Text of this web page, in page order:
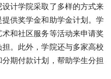
计学院采取了多样的方式来
供奖学金和助学金计划。学
和社区服务等活动来申请奖
。此外，学院还与多家高校
期付款计划，帮助学生分担